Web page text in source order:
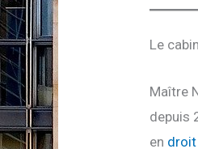
Le
Maître
depuis
en